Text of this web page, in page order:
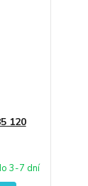
120
3-7 dní